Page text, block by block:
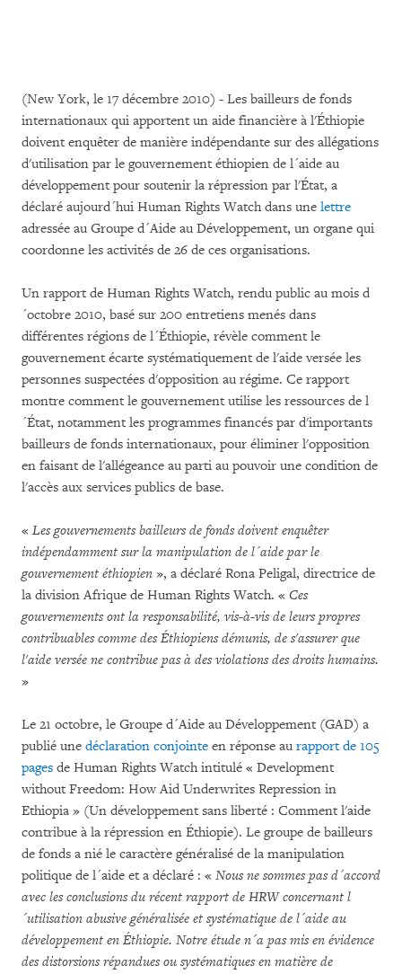
(New York, le 17 décembre 2010) - Les bailleurs de fonds
internationaux qui apportent un aide financière à l'Éthiopie
doivent enquêter de manière indépendante sur des allégations
d'utilisation par le gouvernement éthiopien de l´aide au
développement pour soutenir la répression par l'État, a
déclaré aujourd´hui Human Rights Watch dans une lettre
adressée au Groupe d´Aide au Développement, un organe qui
coordonne les activités de 26 de ces organisations.
Un rapport de Human Rights Watch, rendu public au mois d
´octobre 2010, basé sur 200 entretiens menés dans
différentes régions de l´Éthiopie, révèle comment le
gouvernement écarte systématiquement de l'aide versée les
personnes suspectées d'opposition au régime. Ce rapport
montre comment le gouvernement utilise les ressources de l
´État, notamment les programmes financés par d'importants
bailleurs de fonds internationaux, pour éliminer l'opposition
en faisant de l'allégeance au parti au pouvoir une condition de
l'accès aux services publics de base.
« Les gouvernements bailleurs de fonds doivent enquêter
indépendamment sur la manipulation de l´aide par le
gouvernement éthiopien », a déclaré Rona Peligal, directrice de
la division Afrique de Human Rights Watch. « Ces
gouvernements ont la responsabilité, vis-à-vis de leurs propres
contribuables comme des Éthiopiens démunis, de s'assurer que
l'aide versée ne contribue pas à des violations des droits humains.
»
Le 21 octobre, le Groupe d´Aide au Développement (GAD) a
publié une déclaration conjointe en réponse au rapport de 105
pages de Human Rights Watch intitulé « Development
without Freedom: How Aid Underwrites Repression in
Ethiopia » (Un développement sans liberté : Comment l'aide
contribue à la répression en Éthiopie). Le groupe de bailleurs
de fonds a nié le caractère généralisé de la manipulation
politique de l´aide et a déclaré : « Nous ne sommes pas d´accord
avec les conclusions du récent rapport de HRW concernant l
´utilisation abusive généralisée et systématique de l´aide au
développement en Éthiopie. Notre étude n´a pas mis en évidence
des distorsions répandues ou systématiques en matière de